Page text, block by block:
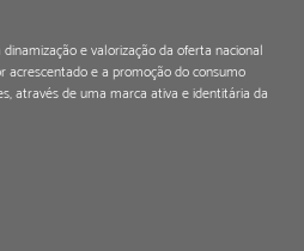
e valorização da oferta nacional
acrescentado e a promoção do consumo
através de uma marca ativa e identitária da